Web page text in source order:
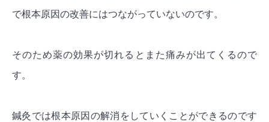
で根本原因の改善にはつながっていないのです。
そのため薬の効果が切れるとまた痛みが出てくるので
す。
鍼灸では根本原因の解消をしていくことができるのです